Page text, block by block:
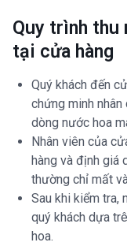
Quy trình thu
tại cửa hàng
Quý khách đến
chứng minh
dòng nước hoa
Nhân viên của
hàng và định giá
thường chỉ mất
Sau khi kiểm tra,
quý khách dựa
hoa.